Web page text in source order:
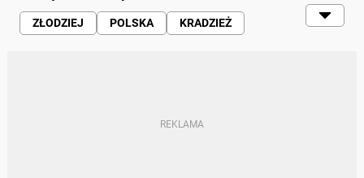
ZŁODZIEJ POLSKA
KRADZIEŻ